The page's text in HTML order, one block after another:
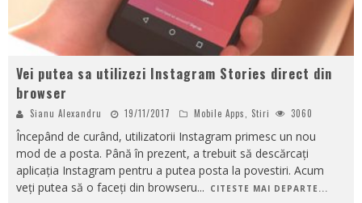
Vei putea sa utilizezi Instagram Stories direct din
browser
Sianu Alexandru 19/11/2017 Mobile Apps Stiri 3060
Începând de curând, utilizatorii Instagram primesc un nou
mod de a posta. Până în prezent, a trebuit să descărcați
aplicația Instagram pentru a putea posta la povestiri. Acum
veți putea să o faceți din browseru... CITESTE MAI DEPARTE...